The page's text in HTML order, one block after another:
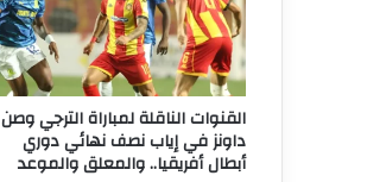
القنوات الناقلة لمباراة الترجي وصن
داونز في إياب نصف نهائي دوري
أبطال أفريقيا.. والمعلق والموعد